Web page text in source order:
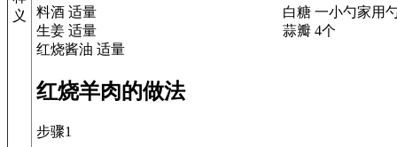
义
料酒 适量
白糖 一小勺家用
生姜 适量
蒜瓣 4个
红烧酱油 适量
红烧羊肉的做法
步骤1